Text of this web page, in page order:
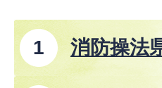
消防操法